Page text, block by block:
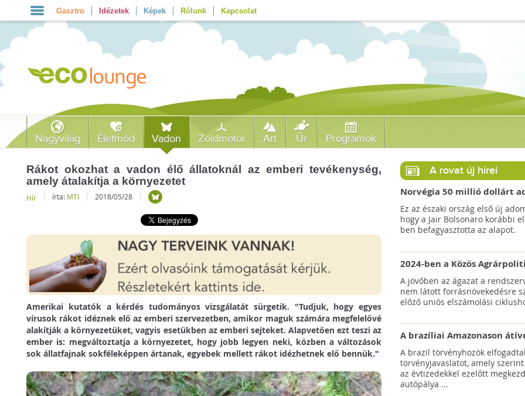
Gasztro Idézetek Képek Rólunk Kapcsolat
Nagyvilág Életmód Vadon Zöldmotor Art Űr Programok
Rákot okozhat a vadon élő állatoknál az emberi tevékenység,
amely átalakítja a környezetet
Hír írta: MTI 2018/05/28
Amerikai kutatók a kérdés tudományos vizsgálatát sürgetik. "Tudjuk, hogy egyes
vírusok rákot idéznek elő az emberi szervezetben, amikor maguk számára megfelelővé
alakítják a környezetüket, vagyis esetükben az emberi sejteket. Alapvetően ezt teszi az
ember is: megváltoztatja a környezetet, hogy jobb legyen neki, közben a változások
sok állatfajnak sokféleképpen ártanak, egyebek mellett rákot idézhetnek elő bennük."
A rovat új hírei
Norvégia 50 millió dollárt
a brazil Amazonas-alapnak a
erdőirtás miatt
Ez az északi ország első új
hogy a Jair Bolsonaro korábbi
ben befagyasztotta az alapot.
2024-ben a Közös
keretein belül az
pályázatok az elsők között
majd meg
A jövőben az ágazat a
nem látott forrásnövekedésre
előző uniós elszámolási
A brazíliai Amazonason
autópálya robbanásszerű
erdőirtást indíthat el
A brazil törvényhozók
törvényjavaslatot, amely
az évtizedekkel ezelőtt
autópálya ...